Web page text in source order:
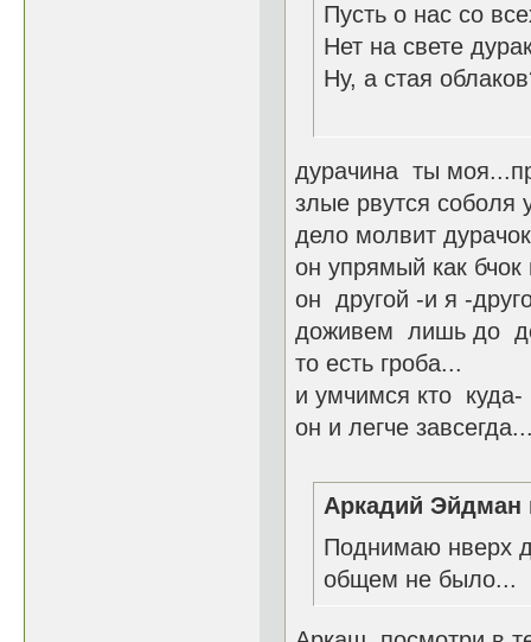
Пусть о нас со
Нет на свете
Ну, а стая
дурачина ты
злые рвутся
дело молвит
он упрямый как
он другой -и я -
доживем лишь до
то есть гроба...
и умчимся кто куда-
он и легче
Аркадий Эйдман
Поднимаю нверх
общем не было...